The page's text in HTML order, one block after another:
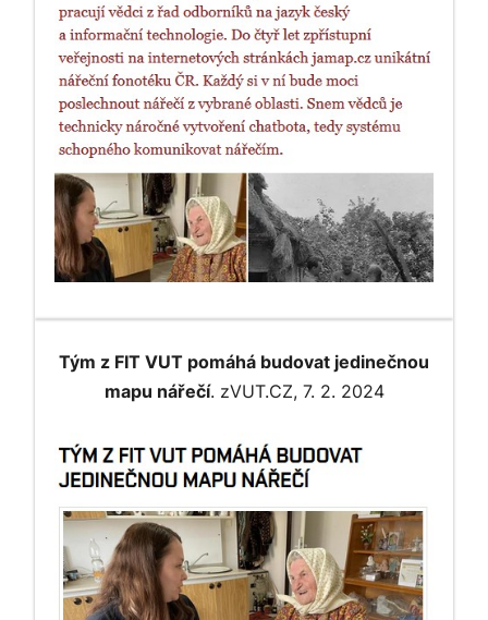
Tým z FIT VUT pomáhá budovat jedinečnou
mapu nářečí. zVUT.CZ, 7. 2. 2024